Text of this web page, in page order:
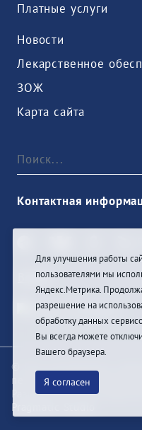
Платные услуги
Новости
Лекарственное
ЗОЖ
Карта сайта
Контактная
Войти
© При цитировании
первоисточник
Разработка и
Pragmatic Studio
Для улучшения работы
пользователями мы
Яндекс.Метрика.
разрешение на
обработку данных
Вы всегда можете
Вашего браузера.
Я согласен